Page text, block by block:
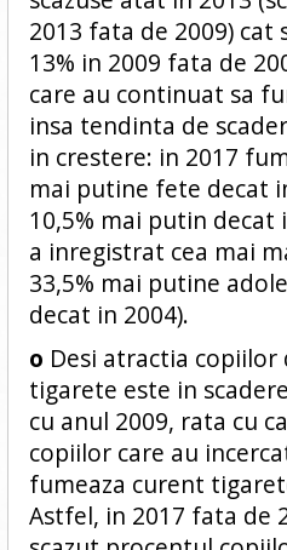
2013 fata de 2009) cat
13% in 2009 fata de
care au continuat sa
insa tendinta de
in crestere: in 2017
mai putine fete decat
10,5% mai putin decat
a inregistrat cea mai
33,5% mai putine
decat in 2004).
o Desi atractia copiilor
tigarete este in
cu anul 2009, rata cu
copiilor care au
fumeaza curent
Astfel, in 2017 fata de